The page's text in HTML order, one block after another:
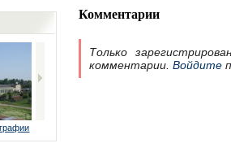
Комментарии
Только
комментарии. Войдите